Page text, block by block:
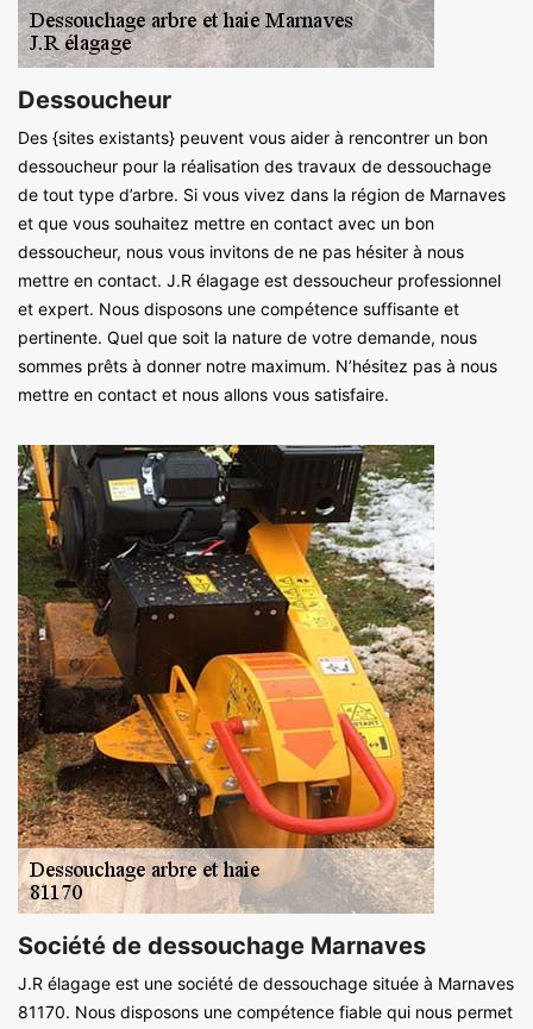
Dessoucheur
Des {sites existants} peuvent vous aider à rencontrer un bon
dessoucheur pour la réalisation des travaux de dessouchage
de tout type d’arbre. Si vous vivez dans la région de Marnaves
et que vous souhaitez mettre en contact avec un bon
dessoucheur, nous vous invitons de ne pas hésiter à nous
mettre en contact. J.R élagage est dessoucheur professionnel
et expert. Nous disposons une compétence suffisante et
pertinente. Quel que soit la nature de votre demande, nous
sommes prêts à donner notre maximum. N’hésitez pas à nous
mettre en contact et nous allons vous satisfaire.
Société de dessouchage Marnaves
J.R élagage est une société de dessouchage située à Marnaves
81170. Nous disposons une compétence fiable qui nous permet